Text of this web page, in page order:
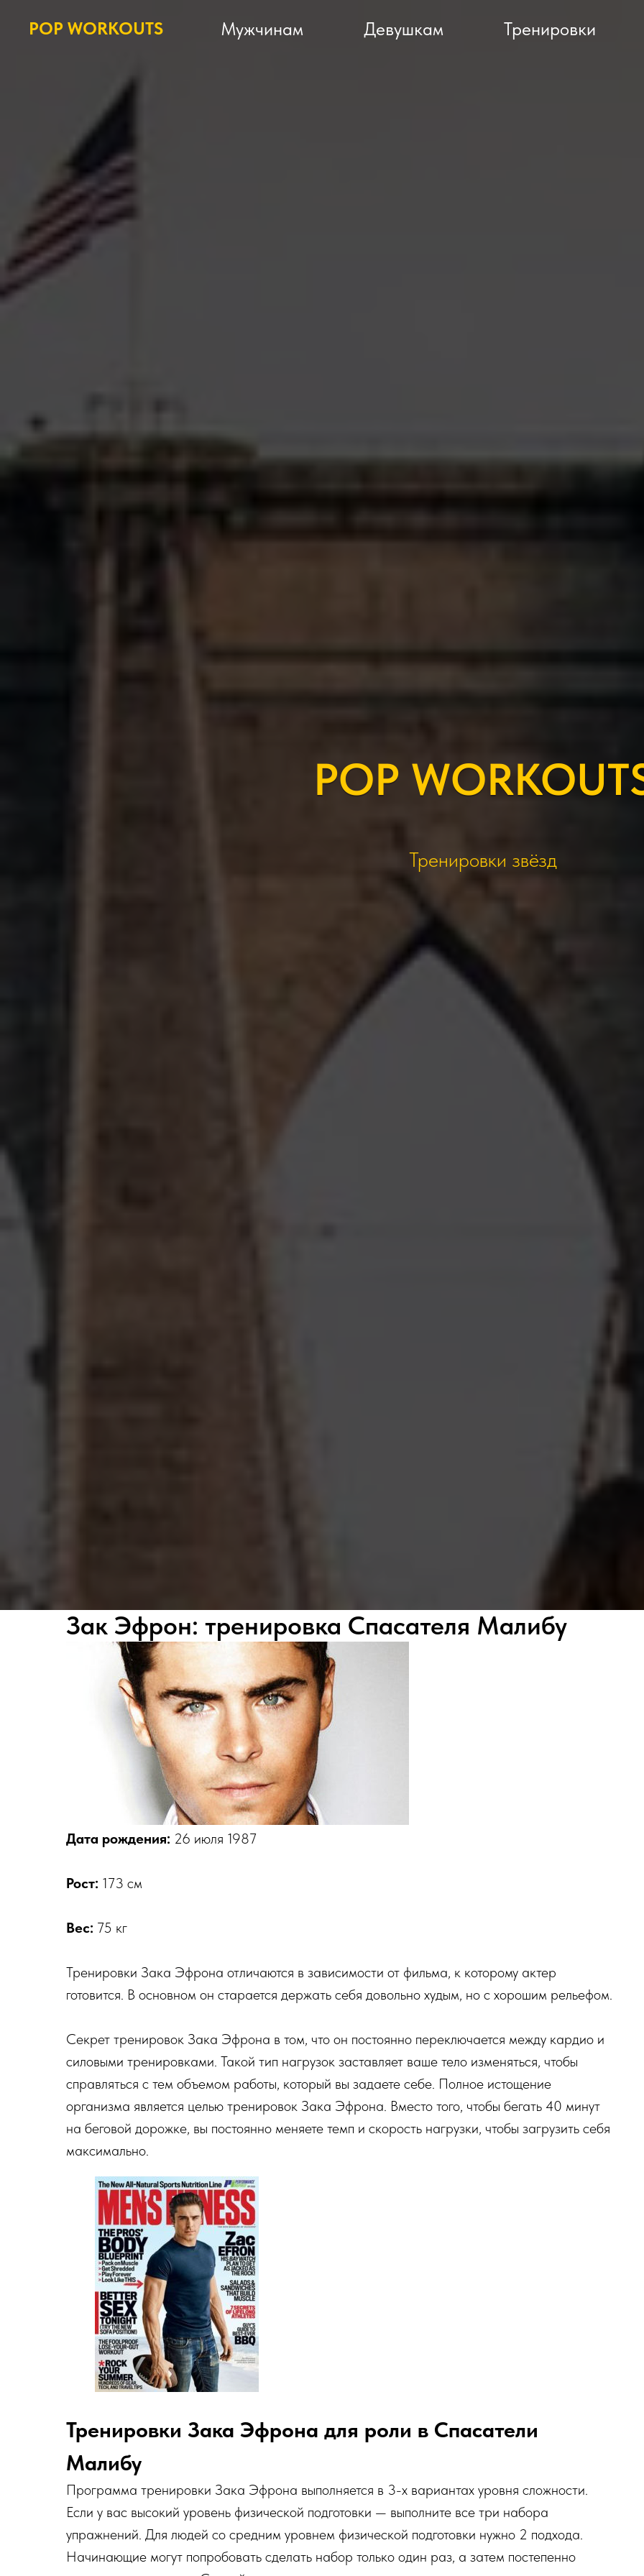
POP
Тренировки звёзд
POP WORKOUTS Мужчинам Девушкам Тренировки
Зак Эфрон: тренировка Спасателя Малибу
Дата рождения: 26 июля 1987
Рост: 173 см
Вес: 75 кг
Тренировки Зака Эфрона отличаются в зависимости от фильма, к которому актер
готовится. В основном он старается держать себя довольно худым, но с хорошим рельефом.
Секрет тренировок Зака Эфрона в том, что он постоянно переключается между кардио и
силовыми тренировками. Такой тип нагрузок заставляет ваше тело изменяться, чтобы
справляться с тем объемом работы, который вы задаете себе. Полное истощение
организма является целью тренировок Зака Эфрона. Вместо того, чтобы бегать 40 минут
на беговой дорожке, вы постоянно меняете темп и скорость нагрузки, чтобы загрузить себя
максимально.
Тренировки Зака Эфрона для роли в Спасатели
Малибу
Программа тренировки Зака Эфрона выполняется в 3-х вариантах уровня сложности.
Если у вас высокий уровень физической подготовки — выполните все три набора
упражнений. Для людей со средним уровнем физической подготовки нужно 2 подхода.
Начинающие могут попробовать сделать набор только один раз, а затем постепенно